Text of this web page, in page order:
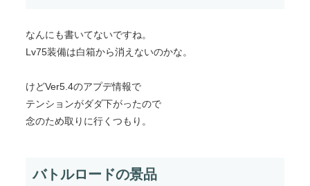
なんにも書いてないですね。
Lv75装備は白箱から消えないのかな。
けどVer5.4のアプデ情報で
テンションがダダ下がったので
念のため取りに行くつもり。
バトルロードの景品